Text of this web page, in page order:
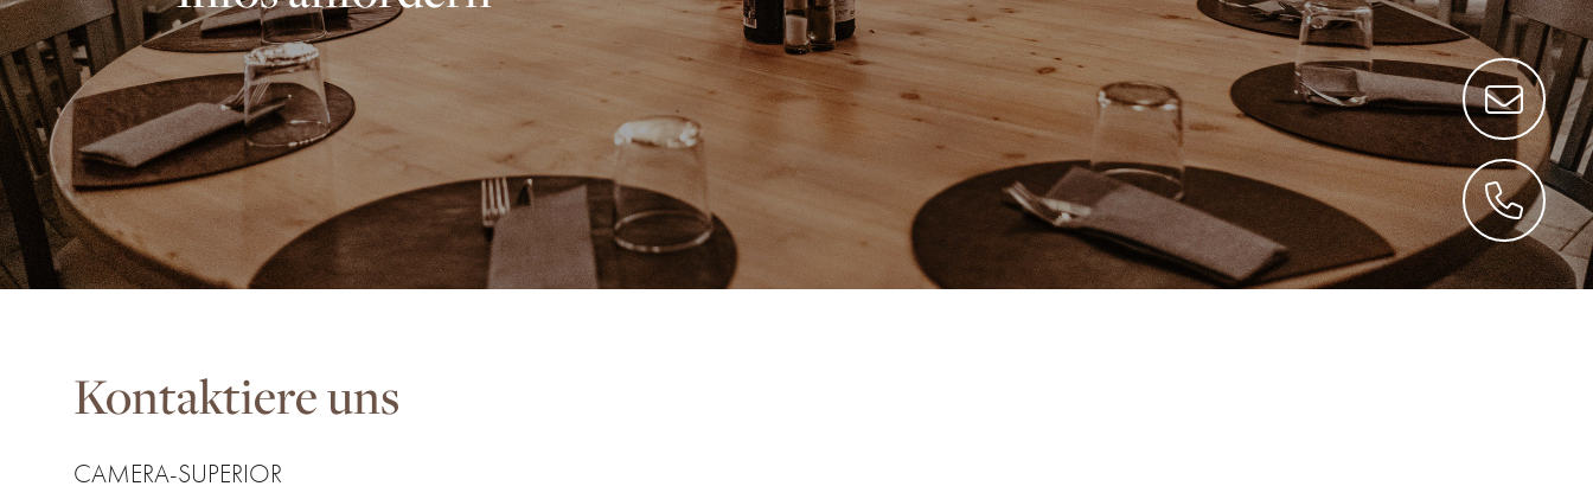
Kontaktiere uns
CAMERA-SUPERIOR